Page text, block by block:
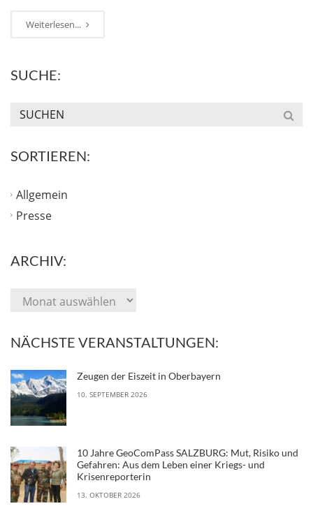
Weiterlesen...
SUCHE:
SORTIEREN:
Allgemein
Presse
ARCHIV:
NÄCHSTE VERANSTALTUNGEN:
Zeugen der Eiszeit in Oberbayern
10. SEPTEMBER 2026
10 Jahre GeoComPass SALZBURG: Mut, Risiko und
Gefahren: Aus dem Leben einer Kriegs- und
Krisenreporterin
13. OKTOBER 2026